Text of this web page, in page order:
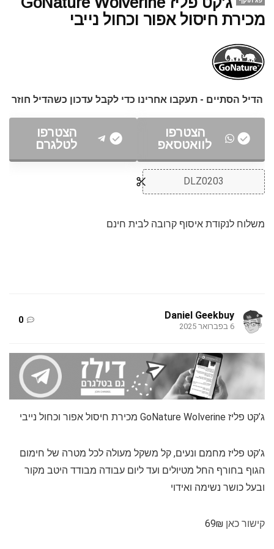
מכירת חיסול אפור וכחול נייבי
הדיל הסתיים - תעקבו אחרינו כדי לקבל עדכון כשהדיל חוזר
הצטרפו
לוואטסאפ
הצטרפו
לטלגרם
DLZ0203
משלוח לנקודת איסוף קרובה לבית חינם
Daniel Geekbuy
6 בפברואר 2025
0
ג’קט פליז GoNature Wolverine מכירת חיסול אפור וכחול נייבי
ג’קט פליז מחמם ונעים, קל משקל מעולה לכל מטרה של חימום
הגוף בחורף החל מטיולים ועד ליום עבודה מבודד היטב מקור
ובעל כושר נשימה ואידוי
קישור כאן